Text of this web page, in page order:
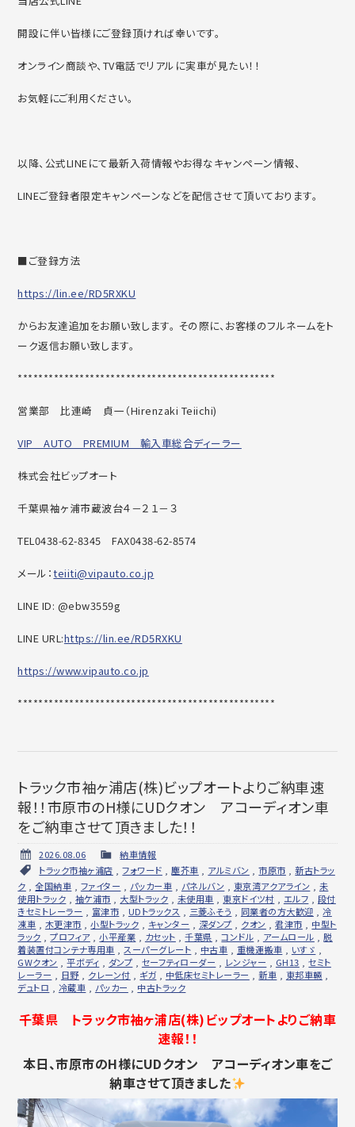
開設に伴い皆様にご登録頂ければ幸いです。
オンライン商談や、TV電話でリアルに実車が見たい！！
お気軽にご利用ください。
以降、公式LINEにて最新入荷情報やお得なキャンペーン情報、
LINEご登録者限定キャンペーンなどを配信させて頂いております。
■ご登録方法
https://lin.ee/RD5RXKU
からお友達追加をお願い致します。 その際に、お客様のフルネームをト
ーク返信お願い致します。
**************************************************
営業部 比連崎 貞一（Hirenzaki Teiichi)
VIP AUTO PREMIUM 輸入車総合ディーラー
株式会社ビップオート
千葉県袖ヶ浦市蔵波台４－２１－３
TEL0438-62-8345 FAX0438-62-8574
メール：teiiti@vipauto.co.jp
LINE ID: @ebw3559g
LINE URL:https://lin.ee/RD5RXKU
https://www.vipauto.co.jp
**************************************************
トラック市袖ヶ浦店(株)ビップオートよりご納車速
報！！市原市のH様にUDクオン アコーディオン車
をご納車させて頂きました！！
2026.08.06
納車情報
トラック市袖ヶ浦店 ,フォワード ,塵芥車 アルミバン ,市原市 ,新古トラッ
ク ,全国納車 ファイター パッカー車 パネルバン 東京湾アクアライン
未
使用トラック
袖ケ浦市 大型トラック 未使用車 東京ドイツ村 エルフ
段付
きセミトレーラー
富津市 UDトラックス 三菱ふそう 同業者の方大歓迎 ,冷
凍車
木更津市 ,小型トラック キャンター 深ダンプ クオン ,君津市
中型ト
ラック ,プロフィア,小平産業 カセット ,千葉県 ,コンドル アームロール ,脱
着装置付コンテナ専用車
スーパーグレート 中古車 重機運搬車 いすゞ
GWクオン ,平ボディ ダンプ セーフティローダー レンジャー GH13 ,セミト
レーラー
日野 クレーン付 ギガ 中低床セミトレーラー ,新車 東邦車輛
デュトロ
冷蔵車 パッカー 中古トラック
千葉県 トラック市袖ヶ浦店(株)ビップオートよりご納車
速報！！
本日、市原市のH様にUDクオン アコーディオン車をご
納車させて頂きました